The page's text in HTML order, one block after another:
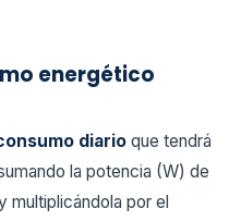
energético
diario que tendrá
la potencia (W) de
multiplicándola por el